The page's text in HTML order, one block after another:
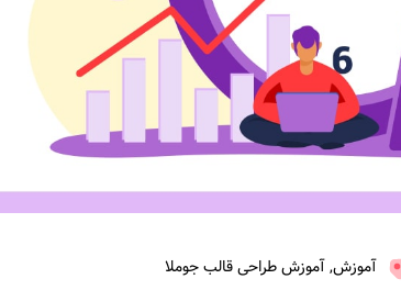
آموزش, آموزش طراحی قالب جوملا